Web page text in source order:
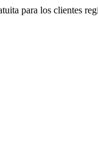
para los clientes